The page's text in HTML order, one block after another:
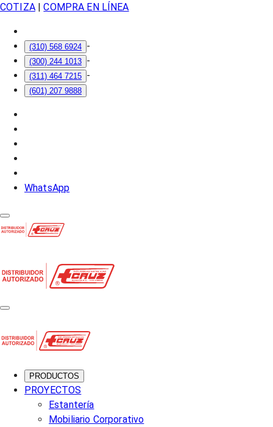
COTIZA| COMPRA EN LÍNEA
(310) 568 6924 -
(300) 244 1013 -
(311) 464 7215 -
(601) 207 9888
WhatsApp
PRODUCTOS
PROYECTOS
Estantería
Mobiliario Corporativo